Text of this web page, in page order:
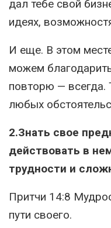
дал тебе свой
идеях,
И еще. В этом
можем
повторю — всегда.
любых
2.Знать свое
действовать в
трудности и
Притчи 14:8
пути своего.